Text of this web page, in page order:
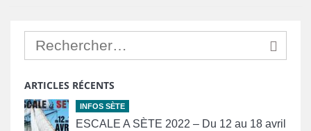
ARTICLES RÉCENTS
INFOS SÈTE
ESCALE A SÈTE 2022 – Du 12 au 18 avril